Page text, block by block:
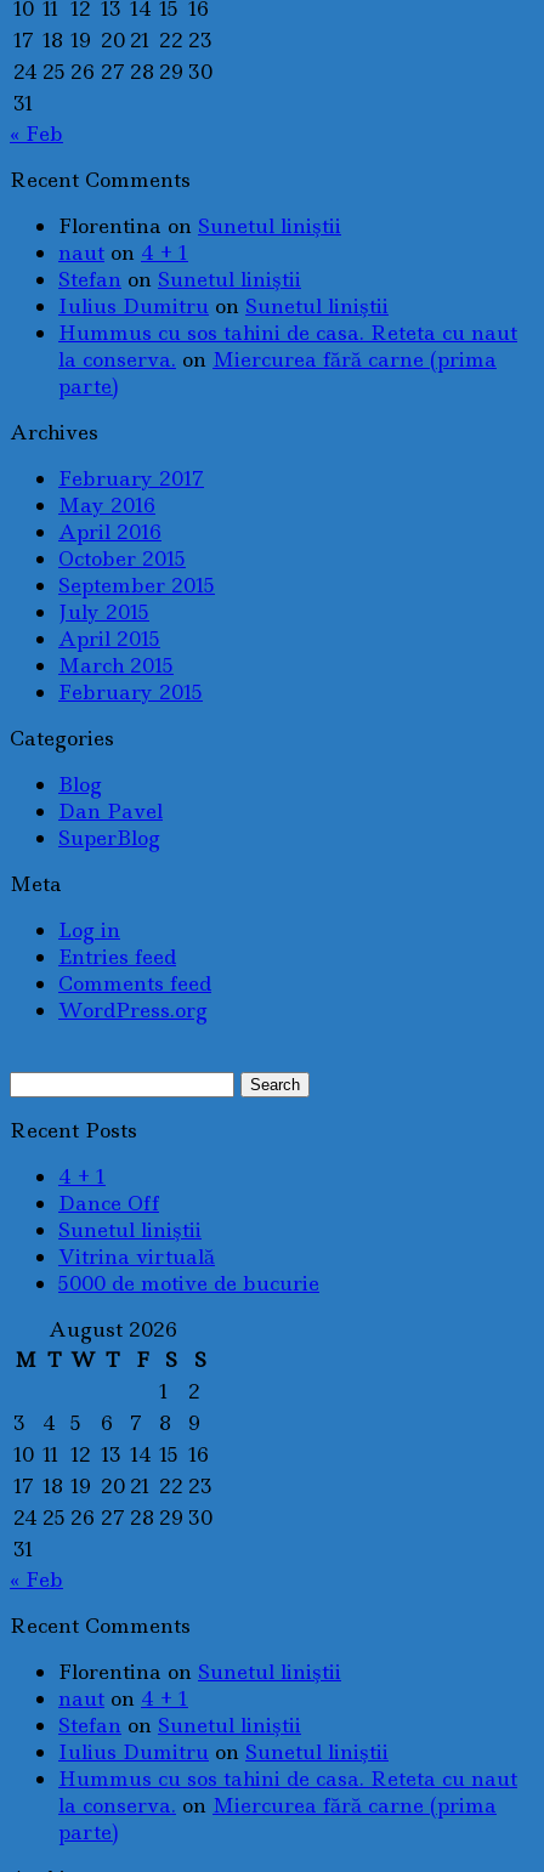
10 11 12 13 14 15 16
17 18 19 20 21 22 23
24 25 26 27 28 29 30
31
« Feb
Recent Comments
Florentina on Sunetul liniştii
naut on 4 + 1
Stefan on Sunetul liniştii
Iulius Dumitru on Sunetul liniştii
Hummus cu sos tahini de casa. Reteta cu naut
la conserva. on Miercurea fără carne (prima
parte)
Archives
February 2017
May 2016
April 2016
October 2015
September 2015
July 2015
April 2015
March 2015
February 2015
Categories
Blog
Dan Pavel
SuperBlog
Meta
Log in
Entries feed
Comments feed
WordPress.org
Search
Recent Posts
4 + 1
Dance Off
Sunetul liniştii
Vitrina virtuală
5000 de motive de bucurie
August 2026
M T W T F S
S
1
2
3
4 5 6 7 8
9
10 11 12 13 14 15 16
17 18 19 20 21 22 23
24 25 26 27 28 29 30
31
« Feb
Recent Comments
Florentina on Sunetul liniştii
naut on 4 + 1
Stefan on Sunetul liniştii
Iulius Dumitru on Sunetul liniştii
Hummus cu sos tahini de casa. Reteta cu naut
la conserva. on Miercurea fără carne (prima
parte)